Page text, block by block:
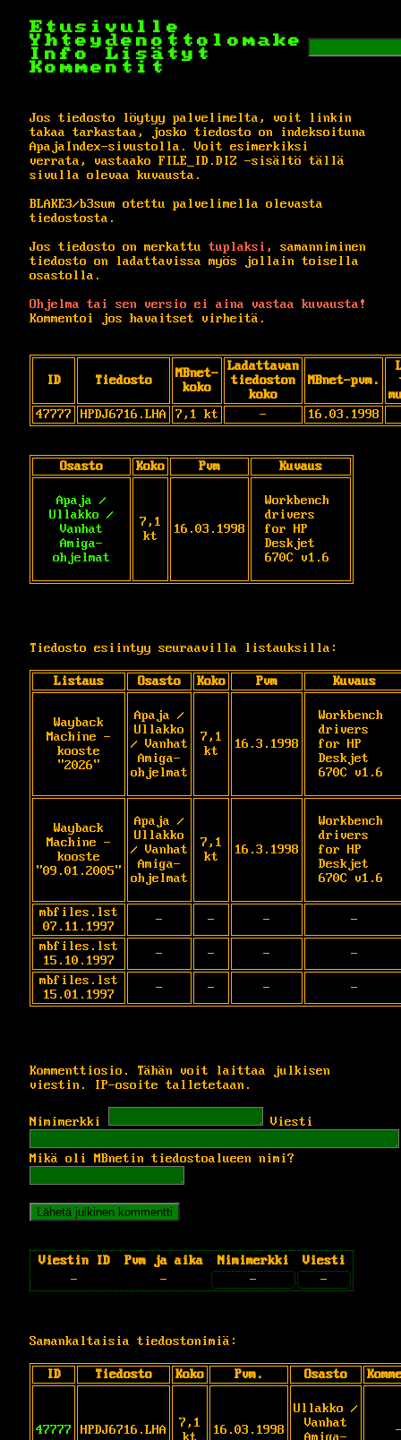
Etusivulle
Yhteydenottolomake
Info
Lisätyt
Kommentit
Jos tiedosto löytyy palvelimelta, voit linkin
takaa tarkastaa, josko tiedosto on indeksoituna
ApajaIndex-sivustolla. Voit esimerkiksi
verrata, vastaako FILE_ID.DIZ -sisältö tällä
sivulla olevaa kuvausta.
BLAKE3/b3sum otettu palvelimella olevasta
tiedostosta.
Jos tiedosto on merkattu tuplaksi,
samanniminen
tiedosto on ladattavissa myös jollain toisella
osastolla.
Ohjelma tai sen versio ei aina vastaa kuvausta!
Kommentoi jos havaitset virheitä.
ID Tiedosto
MBnet-
koko
Ladattavan
tiedoston
koko
MBnet-pvm.
47777
HPDJ6716.LHA 7,1 kt - 16.03.1998
Osasto Koko Pvm Kuvaus
Apaja /
Ullakko /
Vanhat
Amiga-
ohjelmat
7,1
kt
16.03.1998
Workbench
drivers
for HP
Deskjet
670C v1.6
Tiedosto esiintyy seuraavilla listauksilla:
Listaus Osasto Koko Pvm Kuvaus
Wayback
Machine -
kooste
"2026"
Apaja /
Ullakko
/ Vanhat
Amiga-
ohjelmat
7,1
kt
16.3.1998
Workbench
drivers
for HP
Deskjet
670C v1.6
Wayback
Machine -
kooste
"09.01.2005"
Apaja /
Ullakko
/ Vanhat
Amiga-
ohjelmat
7,1
kt
16.3.1998
Workbench
drivers
for HP
Deskjet
670C v1.6
mbfiles.lst
07.11.1997
- - -
-
mbfiles.lst
15.10.1997
- - -
-
mbfiles.lst
15.01.1997
- - - -
Kommenttiosio. Tähän voit laittaa julkisen
viestin. IP-osoite talletetaan.
Nimimerkki Viesti
Mikä oli MBnetin tiedostoalueen nimi?
Viestin ID Pvm ja aika Nimimerkki
Viesti
-
- - -
Samankaltaisia tiedostonimiä:
ID Tiedosto Koko Pvm. Osasto
47777 HPDJ6716.LHA
7,1
16.03.1998
Ullakko /
Vanhat